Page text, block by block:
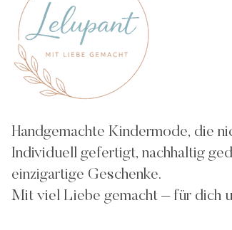
Handgemachte Kindermode, die
Individuell gefertigt, nachhaltig
einzigartige Geschenke.
Mit viel Liebe gemacht – für dich